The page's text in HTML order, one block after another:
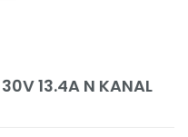
13.4A N KANAL